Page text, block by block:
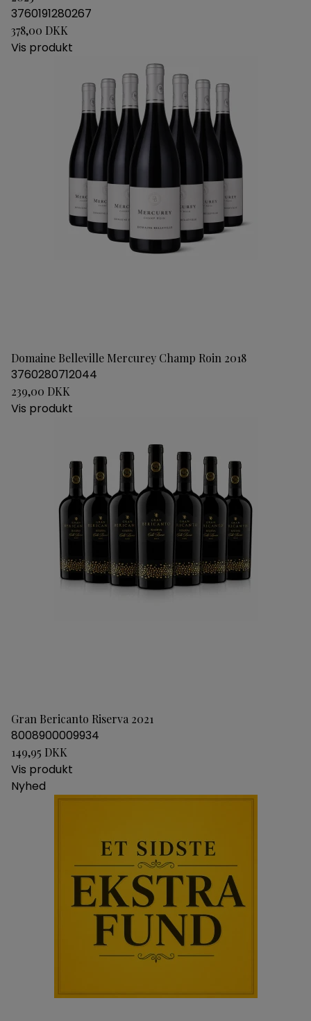
3760191280267
378,00 DKK
Vis produkt
Domaine Belleville Mercurey Champ Roin 2018
3760280712044
239,00 DKK
Vis produkt
Gran Bericanto Riserva 2021
8008900009934
149,95 DKK
Vis produkt
Nyhed